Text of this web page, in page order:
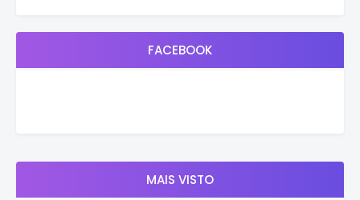
FACEBOOK
MAIS VISTO